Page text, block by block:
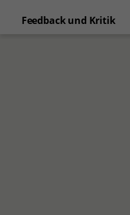
Feedback und Kritik